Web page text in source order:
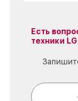
Есть
техники